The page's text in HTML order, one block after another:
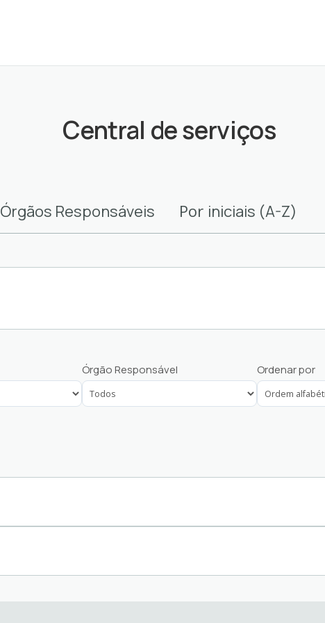
Central de serviços
Órgãos Responsáveis Por iniciais (A-Z)
Órgão Responsável Ordenar por